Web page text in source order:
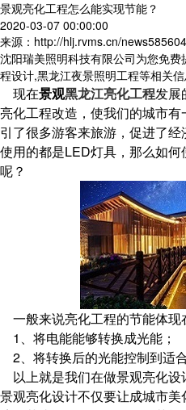
景观亮化工程怎么能实现节能？
2020-03-07 00:00:00
来源：http://hlj.rvms.cn/
沈阳瑞美照明科技有限公司为您免费
程设计,黑龙江夜景照明工程等相关
现在景观黑龙江亮化工程发展
亮化工程改造，使我们的城市
引了很多游客来旅游，促进了经
使用的都是LED灯具，那么如
呢？
一般来说亮化工程的节能体现
1、将电能能够转换成光能；
2、将转换后的光能控制到适
以上就是我们在做景观亮化设
景观亮化设计不仅要让成城市